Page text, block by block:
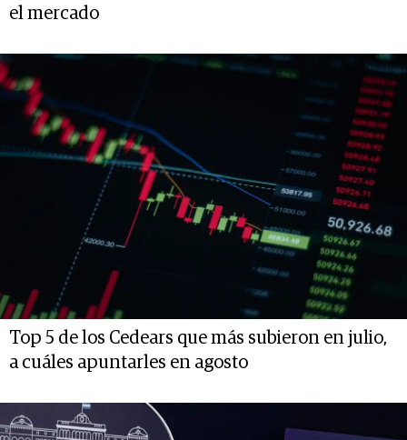
el mercado
Top 5 de los Cedears que más subieron en julio,
a cuáles apuntarles en agosto